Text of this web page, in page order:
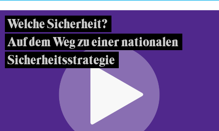
Welche Sicherheit?
Auf dem Weg zu einer nationalen
Sicherheitsstrategie